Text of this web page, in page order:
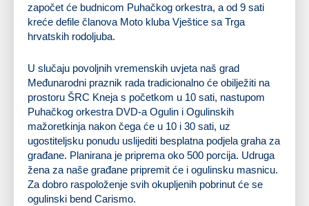
započet će budnicom Puhačkog orkestra, a od 9 sati
kreće defile članova Moto kluba Vještice sa Trga
hrvatskih rodoljuba.
U slučaju povoljnih vremenskih uvjeta naš grad
Međunarodni praznik rada tradicionalno će obilježiti na
prostoru ŠRC Kneja s početkom u 10 sati, nastupom
Puhačkog orkestra DVD-a Ogulin i Ogulinskih
mažoretkinja nakon čega će u 10 i 30 sati, uz
ugostiteljsku ponudu uslijediti besplatna podjela graha za
građane. Planirana je priprema oko 500 porcija. Udruga
žena za naše građane pripremit će i ogulinsku masnicu.
Za dobro raspoloženje svih okupljenih pobrinut će se
ogulinski bend Carismo.